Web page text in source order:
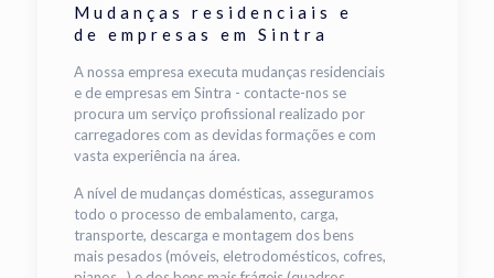
Mudanças residenciais e
de empresas em Sintra
A nossa empresa executa mudanças residenciais
e de empresas em Sintra - contacte-nos se
procura um serviço profissional realizado por
carregadores com as devidas formações e com
vasta experiência na área.
A nível de mudanças domésticas, asseguramos
todo o processo de embalamento, carga,
transporte, descarga e montagem dos bens
mais pesados (móveis, eletrodomésticos, cofres,